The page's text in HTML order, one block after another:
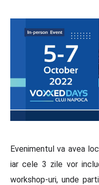
Evenimentul va avea
iar cele 3 zile vor
workshop-uri, unde